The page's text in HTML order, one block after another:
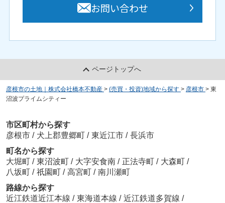
お問い合わせ
ページトップへ
彦根市の土地｜株式会社橋本不動産 > (売買・投資)地域から探す > 彦根市 > 東
沼波プライムシティー
市区町村から探す
彦根市 / 犬上郡豊郷町 / 東近江市 / 長浜市
町名から探す
大堀町 / 東沼波町 / 大字安食南 / 正法寺町 / 大森町 /
八坂町 / 祇園町 / 高宮町 / 南川瀬町
路線から探す
近江鉄道近江本線 / 東海道本線 / 近江鉄道多賀線 /